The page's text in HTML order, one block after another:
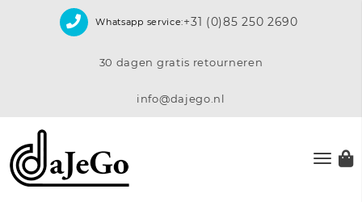
Whatsapp service:+31 (0)85 250 2690
30 dagen gratis retourneren
info@dajego.nl